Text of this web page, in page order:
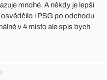
mnohé. A někdy je lepší
osvědčilo i PSG po odchodu
v 4 místo ale spis bych